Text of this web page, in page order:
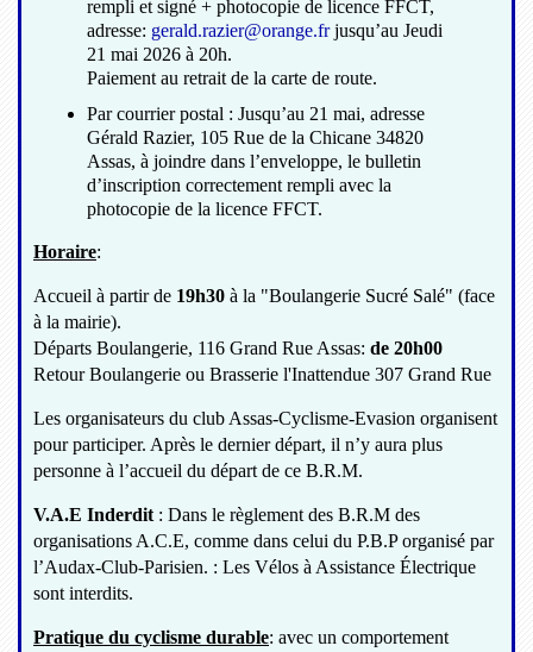
rempli et signé + photocopie de licence FFCT,
adresse: gerald.razier@orange.frjusqu’au Jeudi
21 mai 2026 à 20h.
Paiement au retrait de la carte de route.
Par courrier postal : Jusqu’au 21 mai, adresse
Gérald Razier, 105 Rue de la Chicane 34820
Assas, à joindre dans l’enveloppe, le bulletin
d’inscription correctement rempli avec la
photocopie de la licence FFCT.
Horaire:
Accueil à partir de 19h30 à la "Boulangerie Sucré Salé" (face
à la mairie).
Départs Boulangerie, 116 Grand Rue Assas: de 20h00
Retour Boulangerie ou Brasserie l'Inattendue 307 Grand Rue
Les organisateurs du club Assas-Cyclisme-Evasion organisent
pour participer. Après le dernier départ, il n’y aura plus
personne à l’accueil du départ de ce B.R.M.
V.A.E Inderdit : Dans le règlement des B.R.M des
organisations A.C.E, comme dans celui du P.B.P organisé par
l’Audax-Club-Parisien. : Les Vélos à Assistance Électrique
sont interdits.
Pratique du cyclisme durable: avec un comportement